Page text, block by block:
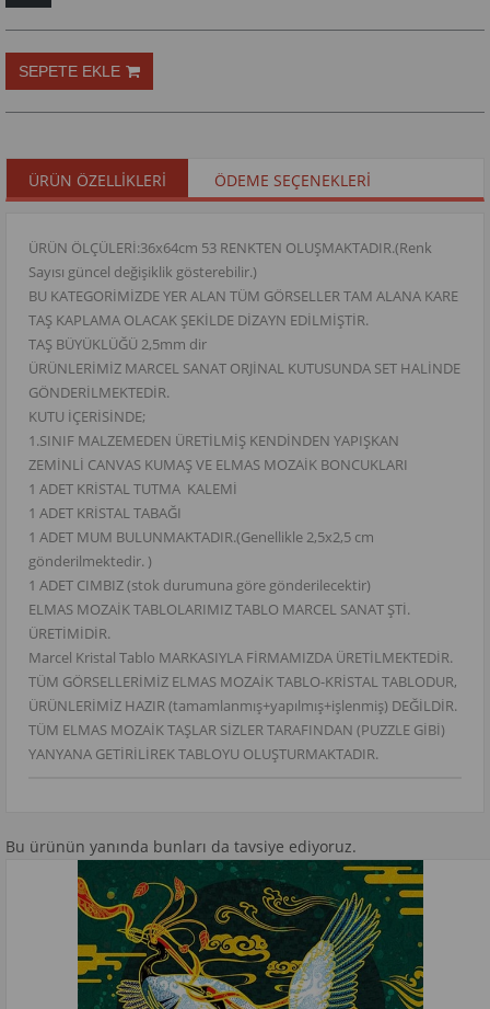
ÜRÜN ÖZELLIKLERI ÖDEME SEÇENEKLERI
ÜRÜN ÖLÇÜLERİ:36x64cm 53 RENKTEN OLUŞMAKTADIR.(Renk
Sayısı güncel değişiklik gösterebilir.)
BU KATEGORİMİZDE YER ALAN TÜM GÖRSELLER TAM ALANA KARE
TAŞ KAPLAMA OLACAK ŞEKİLDE DİZAYN EDİLMİŞTİR.
TAŞ BÜYÜKLÜĞÜ 2,5mm dir
ÜRÜNLERİMİZ MARCEL SANAT ORJİNAL KUTUSUNDA SET HALİNDE
GÖNDERİLMEKTEDİR.
KUTU İÇERİSİNDE;
1.SINIF MALZEMEDEN ÜRETİLMİŞ KENDİNDEN YAPIŞKAN
ZEMİNLİ CANVAS KUMAŞ VE ELMAS MOZAİK BONCUKLARI
1 ADET KRİSTAL TUTMA KALEMİ
1 ADET KRİSTAL TABAĞI
1 ADET MUM BULUNMAKTADIR.(Genellikle 2,5x2,5 cm
gönderilmektedir. )
1 ADET CIMBIZ (stok durumuna göre gönderilecektir)
ELMAS MOZAİK TABLOLARIMIZ TABLO MARCEL SANAT ŞTİ.
ÜRETİMİDİR.
Marcel Kristal Tablo MARKASIYLA FİRMAMIZDA ÜRETİLMEKTEDİR.
TÜM GÖRSELLERİMİZ ELMAS MOZAİK TABLO-KRİSTAL TABLODUR,
ÜRÜNLERİMİZ HAZIR (tamamlanmış+yapılmış+işlenmiş) DEĞİLDİR.
TÜM ELMAS MOZAİK TAŞLAR SİZLER TARAFINDAN (PUZZLE GİBİ)
YANYANA GETİRİLİREK TABLOYU OLUŞTURMAKTADIR.
Bu ürünün yanında bunları da tavsiye ediyoruz.